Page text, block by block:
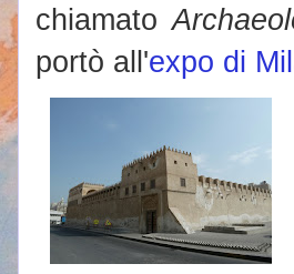
chiamato
portò all'expo di